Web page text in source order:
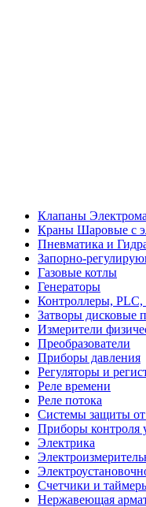
Клапаны
Краны Шаровые с
Пневматика и
Запорно-
Газовые котлы
Генераторы
Контроллеры, PLС,
Затворы дисковые
Измерители
Преобразователи
Приборы давления
Регуляторы и
Реле времени
Реле потока
Системы защиты
Приборы контроля
Электрика
Счетчики и
Нержавеющая